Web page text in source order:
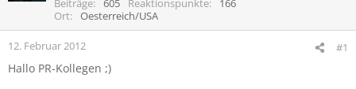
Beiträge
605 Reaktionspunkte
166
Ort
Oesterreich/USA
12. Februar 2012 #1
Hallo PR-Kollegen ;)